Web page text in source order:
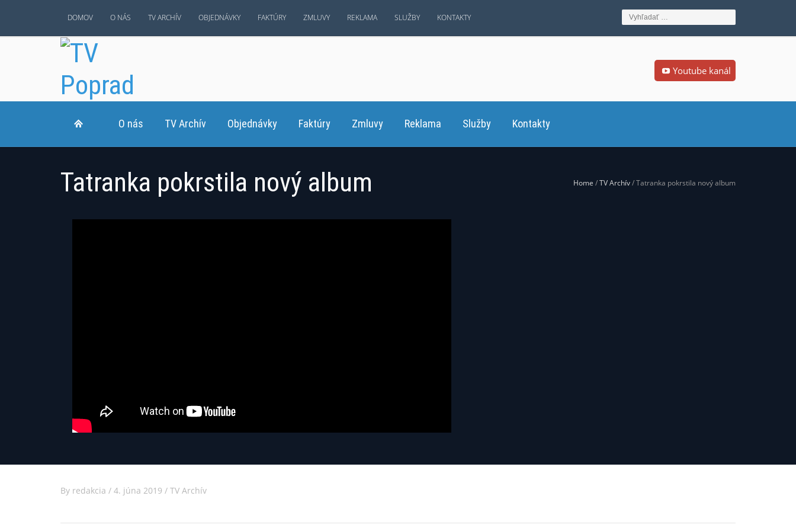
DOMOV O NÁS TV ARCHÍV OBJEDNÁVKY FAKTÚRY ZMLUVY REKLAMA SLUŽBY KONTAKTY
Youtube kanál
O nás TV Archív Objednávky Faktúry Zmluvy Reklama Služby Kontakty
Tatranka pokrstila nový album Home /TV Archív/ Tatranka pokrstila nový album
By redakcia / 4. júna 2019 / TV Archív